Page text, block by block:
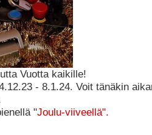
Vuotta kaikille!
- 8.1.24. Voit tänäkin
"Joulu-viiveellä".